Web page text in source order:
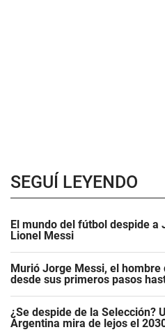
SEGUÍ LEYENDO
El mundo del fútbol despide a
Lionel Messi
Murió Jorge Messi, el hombre
desde sus primeros pasos
¿Se despide de la Selección?
Argentina mira de lejos el